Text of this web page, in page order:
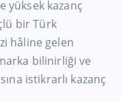
yüksek kazanç
bir Türk
hâline gelen
bilinirliği ve
istikrarlı kazanç